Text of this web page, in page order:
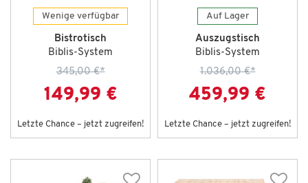
Wenige verfügbar
Bistrotisch
Biblis-System
345,00 €*
149,99 €
Letzte Chance – jetzt zugreifen!
Auf Lager
Auszugstisch
Biblis-System
1.036,00 €*
459,99 €
Letzte Chance – jetzt zugreifen!